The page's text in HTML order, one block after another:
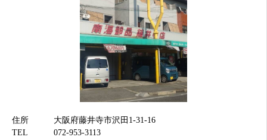
住所
大阪府藤井寺市沢田1-31-16
TEL
072-953-3113